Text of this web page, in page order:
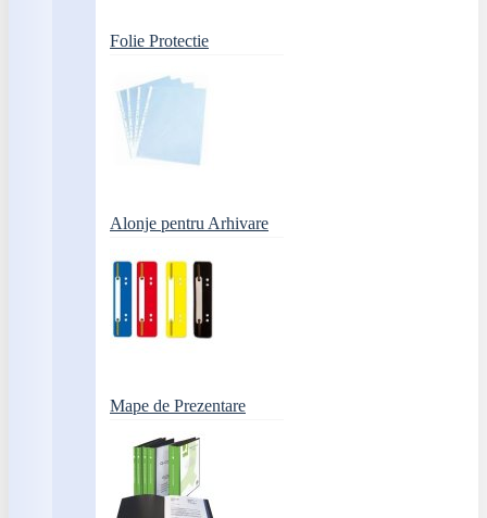
Folie Protectie
Alonje pentru Arhivare
Mape de Prezentare